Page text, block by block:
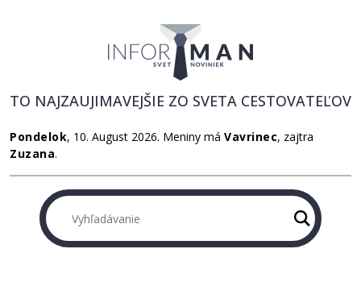
Pondelok, 10. August 2026. Meniny má Vavrinec, zajtra
Zuzana.
TO NAJZAUJIMAVEJŠIE ZO SVETA CESTOVATEĽOV